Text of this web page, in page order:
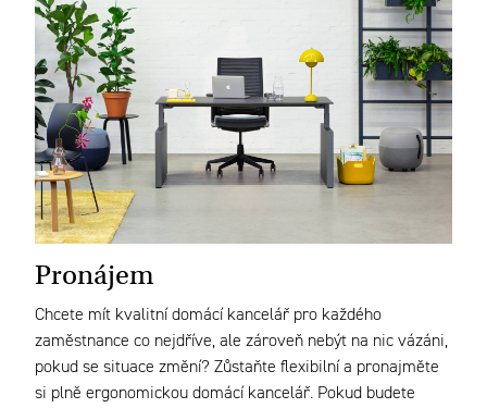
Pronájem
Chcete mít kvalitní domácí kancelář pro každého
zaměstnance co nejdříve, ale zároveň nebýt na nic vázáni,
pokud se situace změní? Zůstaňte flexibilní a pronajměte
si plně ergonomickou domácí kancelář. Pokud budete